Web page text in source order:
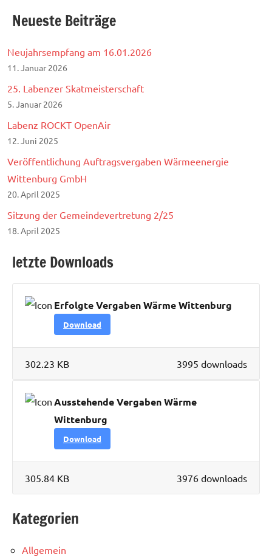
Neueste Beiträge
Neujahrsempfang am 16.01.2026
11. Januar 2026
25. Labenzer Skatmeisterschaft
5. Januar 2026
Labenz ROCKT OpenAir
12. Juni 2025
Veröffentlichung Auftragsvergaben Wärmeenergie
Wittenburg GmbH
20. April 2025
Sitzung der Gemeindevertretung 2/25
18. April 2025
letzte Downloads
Erfolgte Vergaben Wärme Wittenburg
Download
3995 downloads
302.23 KB
Ausstehende Vergaben Wärme
Wittenburg
Download
3976 downloads
305.84 KB
Kategorien
Allgemein